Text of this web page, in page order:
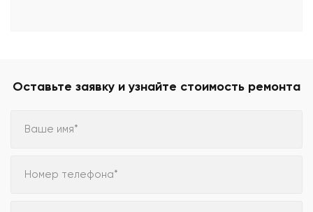
Оставьте заявку и узнайте стоимость ремонта
Ваше имя*
Номер телефона*